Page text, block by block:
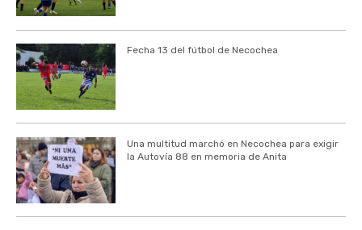
Fecha 13 del fútbol de Necochea
Una multitud marchó en Necochea para exigir
la Autovía 88 en memoria de Anita